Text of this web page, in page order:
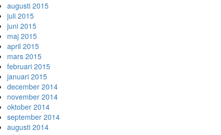
augusti 2015
juli 2015
juni 2015
maj 2015
april 2015
mars 2015
februari 2015
januari 2015
december 2014
november 2014
oktober 2014
september 2014
augusti 2014